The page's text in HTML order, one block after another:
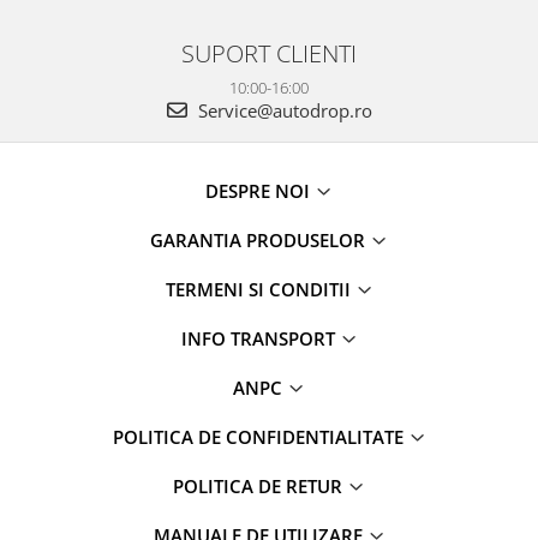
SUPORT CLIENTI
10:00-16:00
Service@autodrop.ro
DESPRE NOI
GARANTIA PRODUSELOR
TERMENI SI CONDITII
INFO TRANSPORT
ANPC
POLITICA DE CONFIDENTIALITATE
POLITICA DE RETUR
MANUALE DE UTILIZARE